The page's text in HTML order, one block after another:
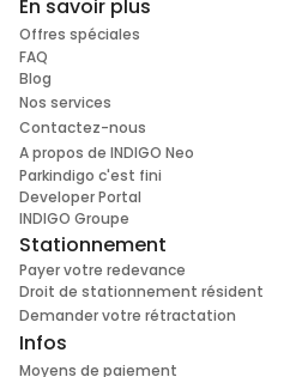
En savoir plus
Offres spéciales
FAQ
Blog
Nos services
Contactez-nous
A propos de INDIGO Neo
Parkindigo c'est fini
Developer Portal
INDIGO Groupe
Stationnement
Payer votre redevance
Droit de stationnement résident
Demander votre rétractation
Infos
Moyens de paiement